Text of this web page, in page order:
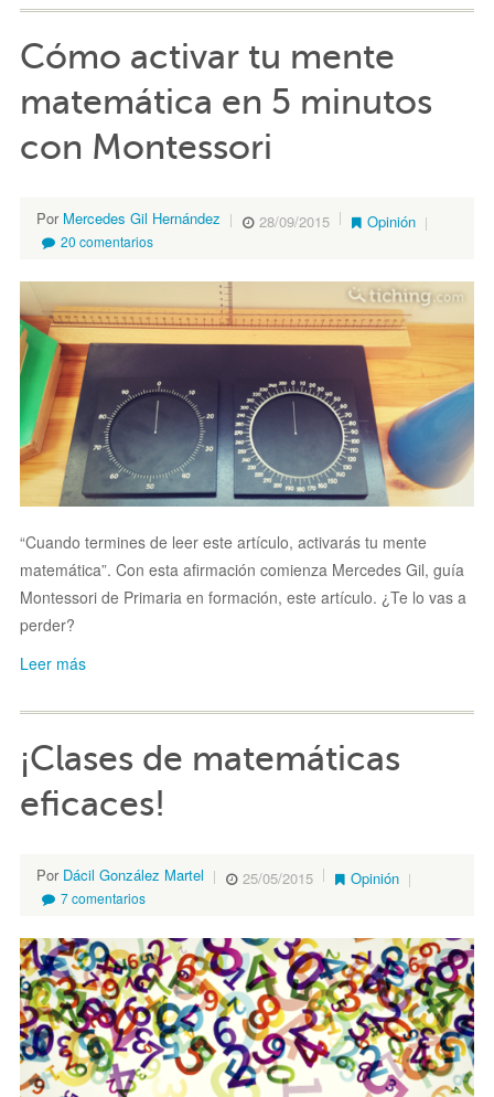
Cómo activar tu mente
matemática en 5 minutos
con Montessori
Por Mercedes Gil Hernández 28/09/2015 Opinión
20 comentarios
“Cuando termines de leer este artículo, activarás tu mente
matemática”. Con esta afirmación comienza Mercedes Gil, guía
Montessori de Primaria en formación, este artículo. ¿Te lo vas a
perder?
Leer más
¡Clases de matemáticas
eficaces!
Por Dácil González Martel 25/05/2015 Opinión
7 comentarios